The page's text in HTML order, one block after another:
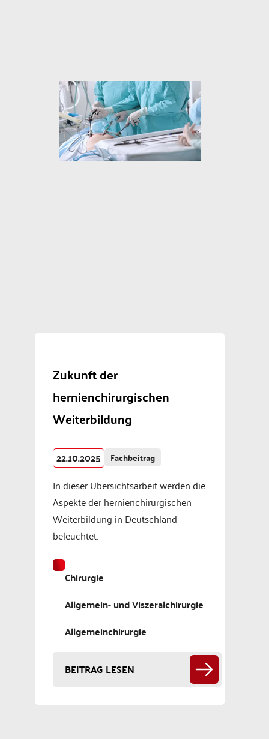
Zukunft der
hernienchirurgischen
Weiterbildung
22.10.2025 Fachbeitrag
In dieser Übersichtsarbeit werden die
Aspekte der hernienchirurgischen
Weiterbildung in Deutschland
beleuchtet.
Chirurgie
Allgemein- und Viszeralchirurgie
Allgemeinchirurgie
BEITRAG LESEN